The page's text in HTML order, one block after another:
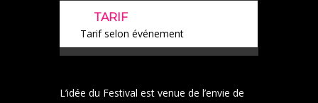
TARIF
Tarif selon événement
L’idée du Festival est venue de l’envie de